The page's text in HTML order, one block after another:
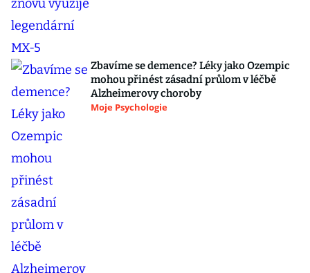
Zbavíme se demence? Léky jako Ozempic
mohou přinést zásadní průlom v léčbě
Alzheimerovy choroby
Moje Psychologie